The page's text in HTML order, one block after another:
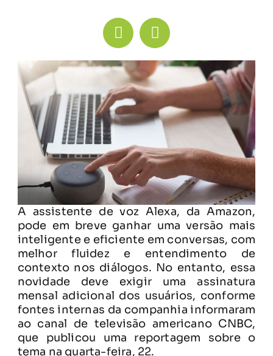
A assistente de voz Alexa, da Amazon,
pode em breve ganhar uma versão mais
inteligente e eficiente em conversas, com
melhor fluidez e entendimento de
contexto nos diálogos. No entanto, essa
novidade deve exigir uma assinatura
mensal adicional dos usuários, conforme
fontes internas da companhia informaram
ao canal de televisão americano CNBC,
que publicou uma reportagem sobre o
tema na quarta-feira, 22.